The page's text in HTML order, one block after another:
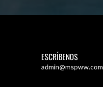
ESCRÍBENOS
admin@mspww.com